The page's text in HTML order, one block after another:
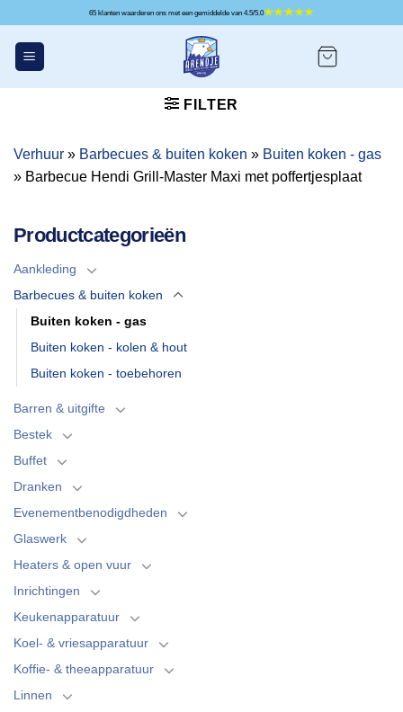
inhoud
65 klanten waarderen ons met een gemiddelde van 4.5/5.0
FILTER
Verhuur » Barbecues & buiten koken » Buiten koken - gas
» Barbecue Hendi Grill-Master Maxi met poffertjesplaat
Productcategorieën
Aankleding
Barbecues & buiten koken
Buiten koken - gas
Buiten koken - kolen & hout
Buiten koken - toebehoren
Barren & uitgifte
Bestek
Buffet
Dranken
Evenementbenodigdheden
Glaswerk
Heaters & open vuur
Inrichtingen
Keukenapparatuur
Koel- & vriesapparatuur
Koffie- & theeapparatuur
Linnen